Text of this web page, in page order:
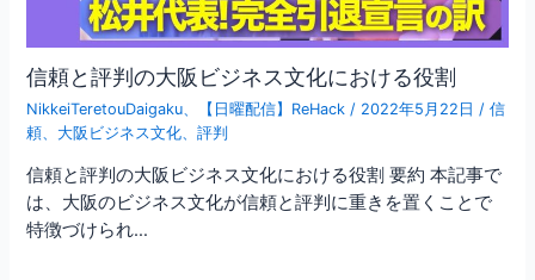
信頼と評判の大阪ビジネス文化における役割
NikkeiTeretouDaigaku 【日曜配信】ReHack / 2022年5月22日 /信
頼
大阪ビジネス文化 、評判
信頼と評判の大阪ビジネス文化における役割 要約 本記事で
は、大阪のビジネス文化が信頼と評判に重きを置くことで
特徴づけられ…